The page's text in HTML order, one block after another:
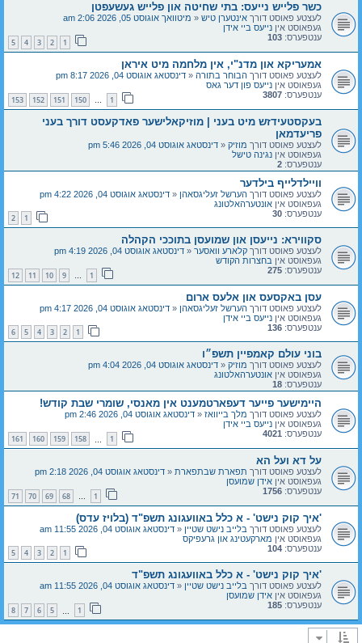
כשר פלייש נייעס: בתי שחיטה און פלייש געשעפטן
לעצטע פאוסט דורך אינטערן טיש « מיטוואך אוגוסט 05, 2026 2:06 am
געפאוסט אין נייעס ביי אידן
ענטפערס: 103
1
2
3
4
5
אמעריקא און מדנ"י, אין מלחמה מיט איראן
לעצטע פאוסט דורך הבוחר בתורה « דינסטאג אוגוסט 04, 2026 8:17 pm
געפאוסט אין נייעס פון דער גאס
ענטפערס: 3807
1
…
150
151
152
153
בעקסטעידזש מיט בעני | מוזיקאלישער פאדקעסט דורך בעני
פריעדמאן
לעצטע פאוסט דורך מוזיק « דינסטאג אוגוסט 04, 2026 5:46 pm
געפאוסט אין נגינה טישל
ענטפערס: 2
וויילדלייף בילדער
לעצטע פאוסט דורך הערשל זעליגסאהן « דינסטאג אוגוסט 04, 2026 4:22 pm
געפאוסט אין אונטערהאלטונג
ענטפערס: 30
1
2
סקווירא: נייעסן און שמועסן בתוככי הקהלה
לעצטע פאוסט דורך קלארע וואסער « דינסטאג אוגוסט 04, 2026 4:19 pm
געפאוסט אין בחצרות הקודש
ענטפערס: 275
1
…
9
10
11
12
עסן באקסעס און אלעס ארום
לעצטע פאוסט דורך הערשל זעליגסאהן « דינסטאג אוגוסט 04, 2026 4:17 pm
געפאוסט אין נייעס ביי אידן
ענטפערס: 136
1
2
3
4
5
6
בוני עולם קאמפיין תשפ״ו
לעצטע פאוסט דורך מוזיק « דינסטאג אוגוסט 04, 2026 4:04 pm
געפאוסט אין אונטערהאלטונג
ענטפערס: 18
היימישער פייער דעפארטמענט אין מאנסי, שומרי שבת קודש!
לעצטע פאוסט דורך מלך בייוואז « דינסטאג אוגוסט 04, 2026 2:46 pm
געפאוסט אין נייעס ביי אידן
ענטפערס: 4021
1
158
159
160
161
על דא ועל הא
לעצטע פאוסט דורך תפארת שבתפארת « דינסטאג אוגוסט 04, 2026 2:18 pm
געפאוסט אין אידן שמועסן
ענטפערס: 1756
1
…
68
69
70
71
'איך קוק נישט' - א כלל באוועגונג תשפ"ד (בלויז עדס)
לעצטע פאוסט דורך בלייב נישט שטיין « דינסטאג אוגוסט 04, 2026 11:55 am
געפאוסט אין מארקעטינג און גרעפיקס
ענטפערס: 104
1
2
3
4
5
'איך קוק נישט' - א כלל באוועגונג תשפ"ד
לעצטע פאוסט דורך בלייב נישט שטיין « דינסטאג אוגוסט 04, 2026 11:55 am
געפאוסט אין אידן שמועסן
ענטפערס: 185
1
5
6
7
8